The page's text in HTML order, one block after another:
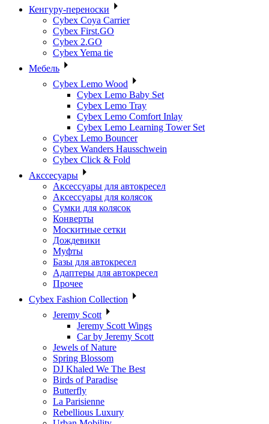
Кенгуру-переноски
Cybex Coya Carrier
Cybex First.GO
Cybex 2.GO
Cybex Yema tie
Мебель
Cybex Lemo Wood
Cybex Lemo Baby Set
Cybex Lemo Tray
Cybex Lemo Comfort Inlay
Cybex Lemo Learning Tower Set
Cybex Lemo Bouncer
Cybex Wanders Hausschwein
Cybex Click & Fold
Акссесуары
Аксессуары для автокресел
Аксессуары для колясок
Сумки для колясок
Конверты
Москитные сетки
Дождевики
Муфты
Базы для автокресел
Адаптеры для автокресел
Прочее
Cybex Fashion Collection
Jeremy Scott
Jeremy Scott Wings
Car by Jeremy Scott
Jewels of Nature
Spring Blossom
DJ Khaled We The Best
Birds of Paradise
Butterfly
La Parisienne
Rebellious Luxury